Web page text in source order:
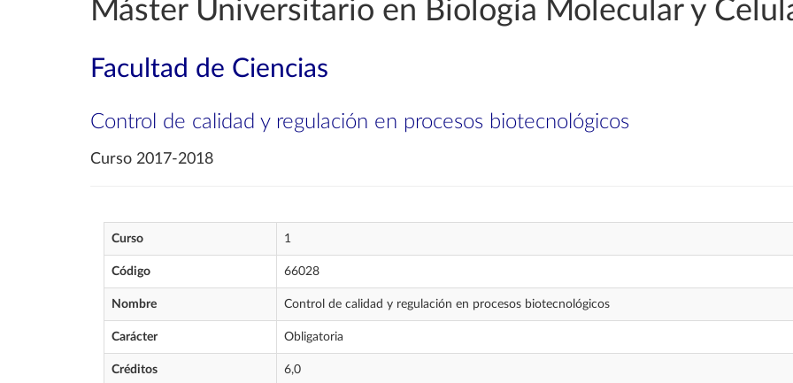
Máster Universitario en Biología Molecular y
Facultad de Ciencias
Control de calidad y regulación en procesos biotecnológicos
Curso 2017-2018
Curso 1
Código 66028
Nombre Control de calidad y regulación en procesos biotecnológicos
Carácter Obligatoria
Créditos 6,0